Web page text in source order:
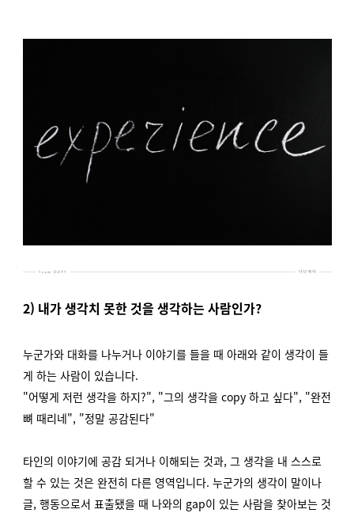
2) 내가 생각치 못한 것을 생각하는 사람인가?
누군가와 대화를 나누거나 이야기를 들을 때 아래와 같이 생각이 들
게 하는 사람이 있습니다.
"어떻게 저런 생각을 하지?", "그의 생각을 copy 하고 싶다", "완전
뼈 때리네", "정말 공감된다"
타인의 이야기에 공감 되거나 이해되는 것과, 그 생각을 내 스스로
할 수 있는 것은 완전히 다른 영역입니다. 누군가의 생각이 말이나
글, 행동으로서 표출됐을 때 나와의 gap이 있는 사람을 찾아보는 것